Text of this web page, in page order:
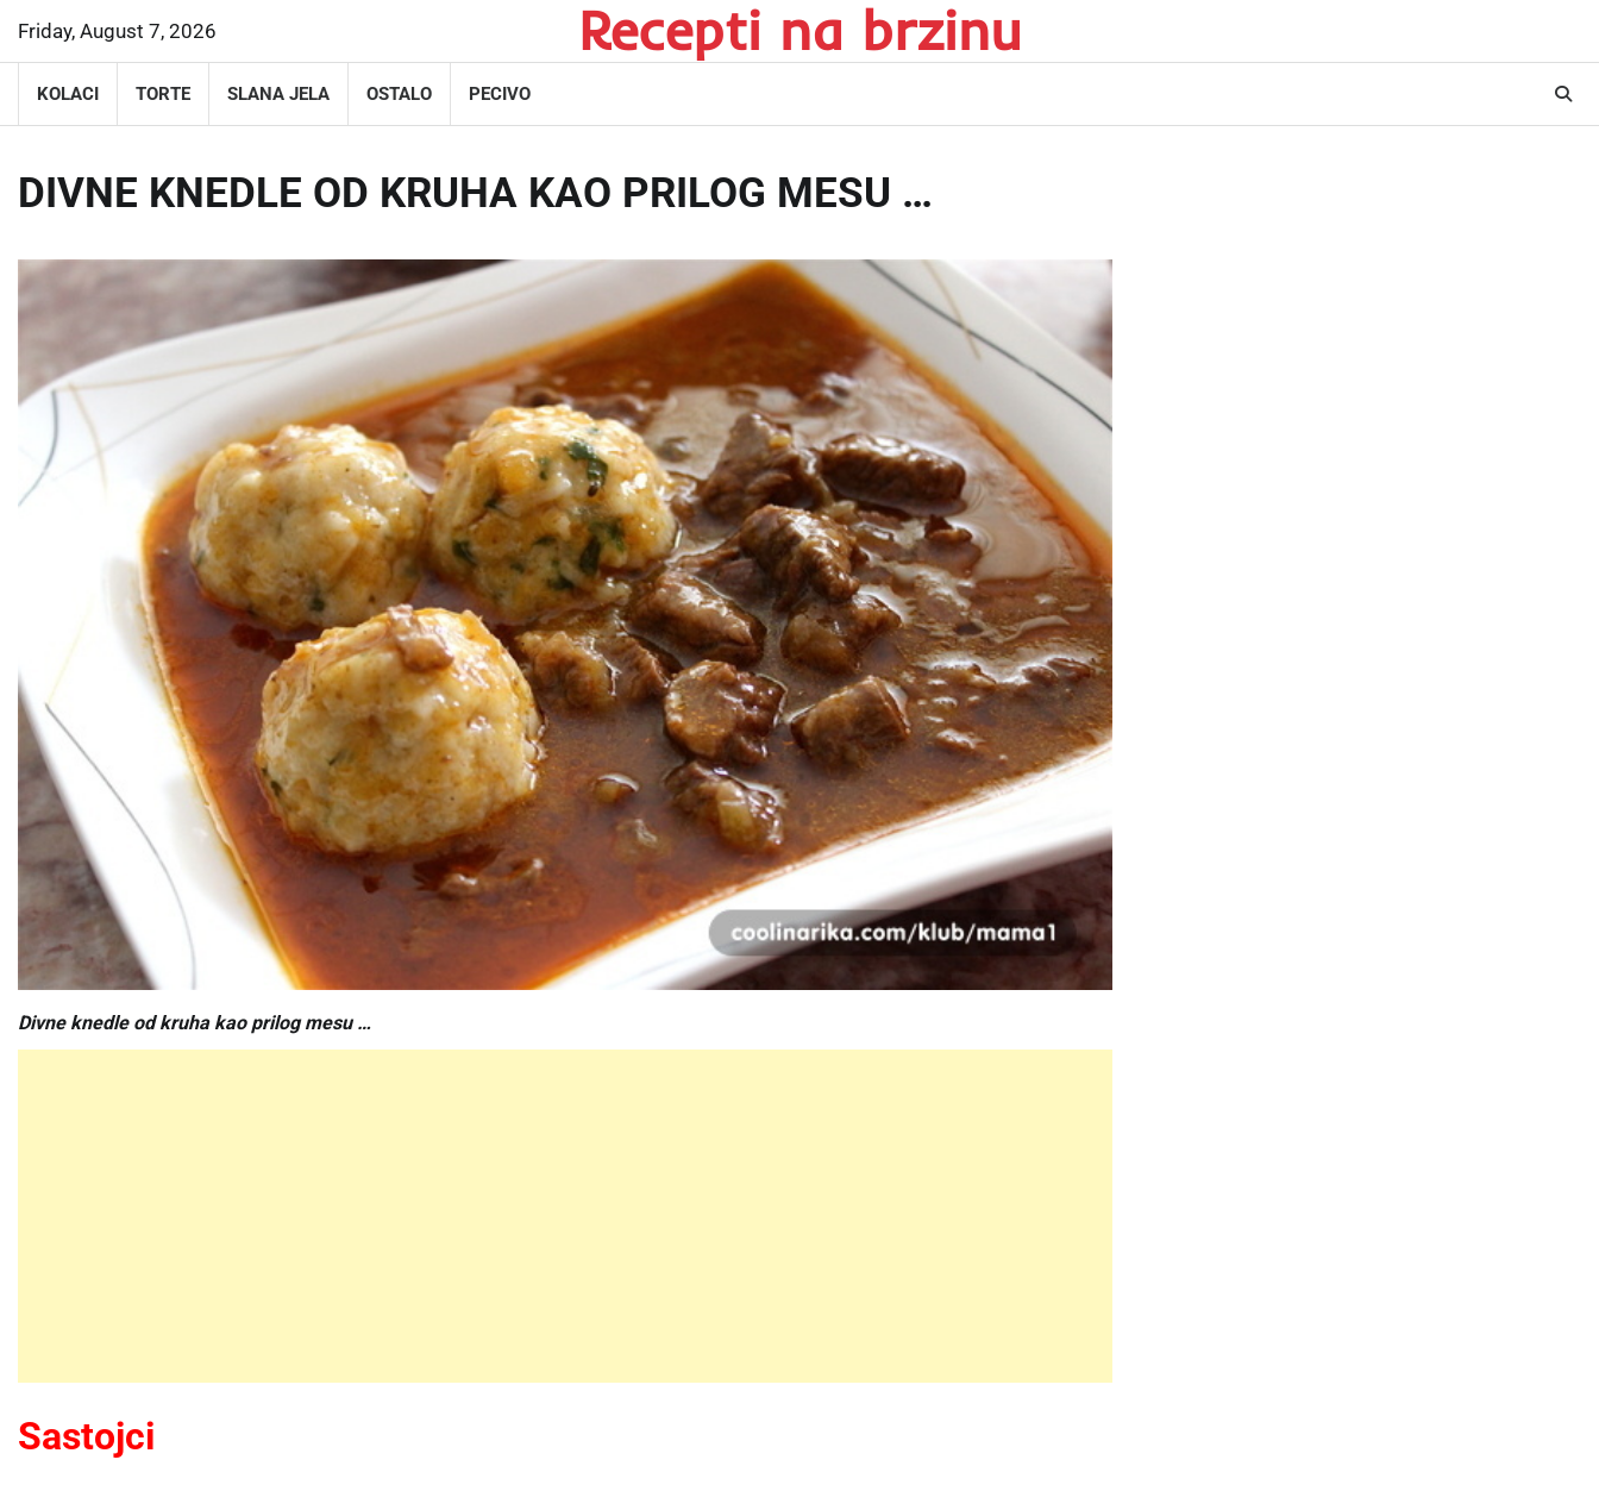
content
Friday, August 7, 2026 Recepti na brzinu
KOLACI TORTE SLANA JELA OSTALO PECIVO
DIVNE KNEDLE OD KRUHA KAO PRILOG MESU …
Divne knedle od kruha kao prilog mesu …
Sastojci